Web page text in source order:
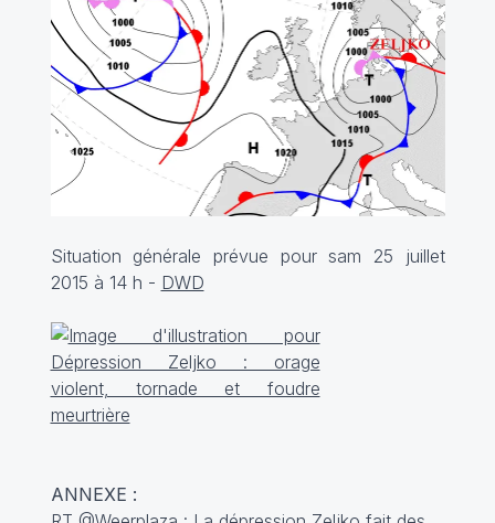
Situation générale prévue pour sam 25 juillet
2015 à 14 h - DWD
ANNEXE :